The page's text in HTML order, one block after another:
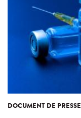
DOCUMENT DE PRESSE